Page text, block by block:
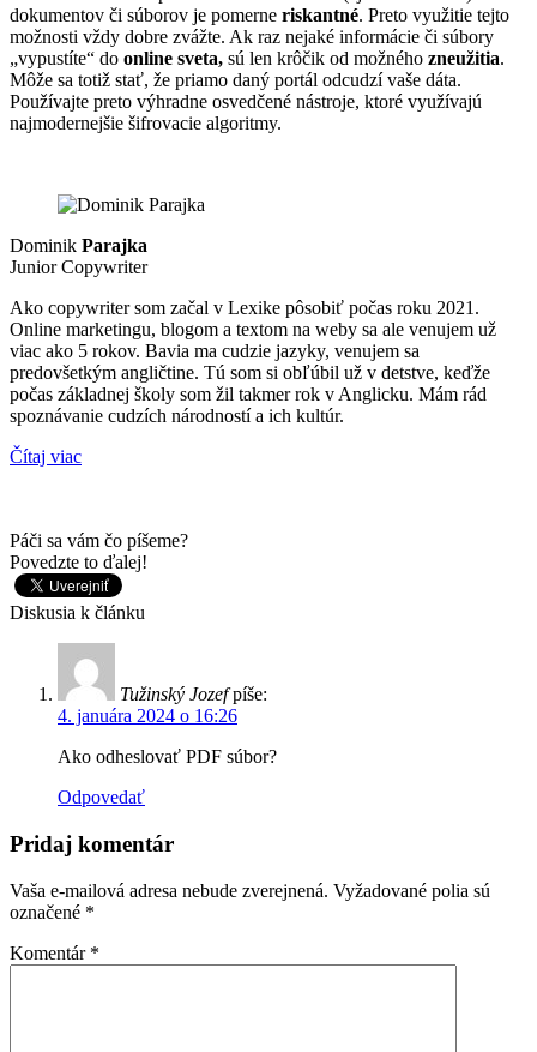
dokumentov či súborov je pomerne riskantné. Preto využitie tejto
možnosti vždy dobre zvážte. Ak raz nejaké informácie či súbory
„vypustíte“ do online sveta, sú len krôčik od možného zneužitia.
Môže sa totiž stať, že priamo daný portál odcudzí vaše dáta.
Používajte preto výhradne osvedčené nástroje, ktoré využívajú
najmodernejšie šifrovacie algoritmy.
Dominik Parajka
Junior Copywriter
Ako copywriter som začal v Lexike pôsobiť počas roku 2021.
Online marketingu, blogom a textom na weby sa ale venujem už
viac ako 5 rokov. Bavia ma cudzie jazyky, venujem sa
predovšetkým angličtine. Tú som si obľúbil už v detstve, keďže
počas základnej školy som žil takmer rok v Anglicku. Mám rád
spoznávanie cudzích národností a ich kultúr.
Čítaj viac
Páči sa vám čo píšeme?
Povedzte to ďalej!
Diskusia k článku
Tužinský Jozef píše:
4. januára 2024 o 16:26
Ako odheslovať PDF súbor?
Odpovedať
Pridaj komentár
Vaša e-mailová adresa nebude zverejnená. Vyžadované polia sú
označené *
Komentár *